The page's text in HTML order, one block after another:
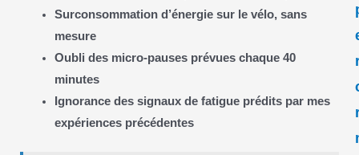
Surconsommation d’énergie sur le vélo, sans
mesure
Oubli des micro-pauses prévues chaque 40
minutes
Ignorance des signaux de fatigue prédits par mes
expériences précédentes